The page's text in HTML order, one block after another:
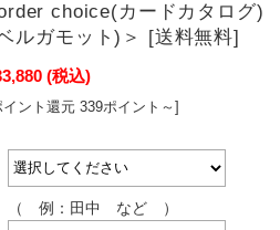
choice(カードカタログ)
ルガモット)＞ [送料無料]
(税込)
イント還元 339ポイント～]
（ 例：田中 など ）